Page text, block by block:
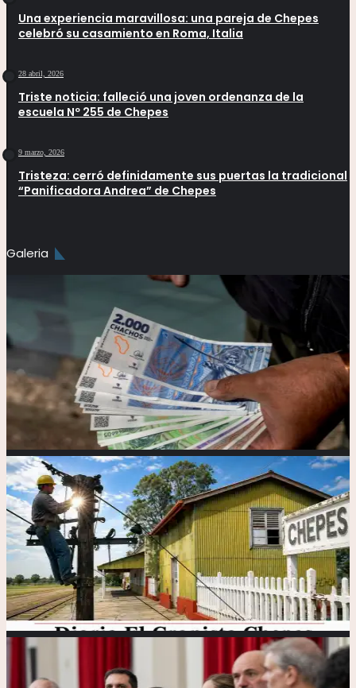
Una experiencia maravillosa: una pareja de Chepes
celebró su casamiento en Roma, Italia
28 abril, 2026
Triste noticia: falleció una joven ordenanza de la
escuela Nº 255 de Chepes
9 marzo, 2026
Tristeza: cerró definidamente sus puertas la tradicional
“Panificadora Andrea” de Chepes
Galeria